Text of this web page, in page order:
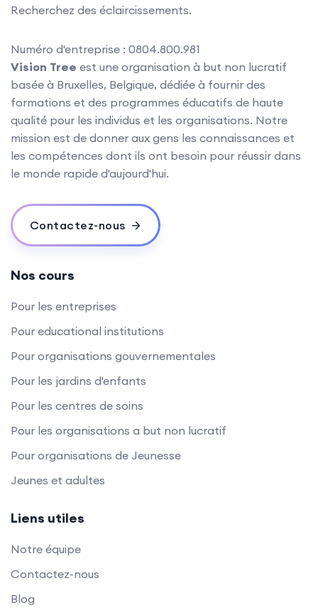
Recherchez des éclaircissements.
Numéro d'entreprise : 0804.800.981
Vision Tree est une organisation à but non lucratif
basée à Bruxelles, Belgique, dédiée à fournir des
formations et des programmes éducatifs de haute
qualité pour les individus et les organisations. Notre
mission est de donner aux gens les connaissances et
les compétences dont ils ont besoin pour réussir dans
le monde rapide d'aujourd'hui.
Contactez-nous
Nos cours
Pour les entreprises
Pour educational institutions
Pour organisations gouvernementales
Pour les jardins d'enfants
Pour les centres de soins
Pour les organisations a but non lucratif
Pour organisations de Jeunesse
Jeunes et adultes
Liens utiles
Notre équipe
Contactez-nous
Blog